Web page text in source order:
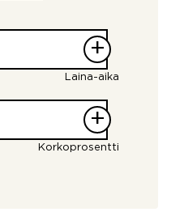
+
Laina-aika
+
Korkoprosentti